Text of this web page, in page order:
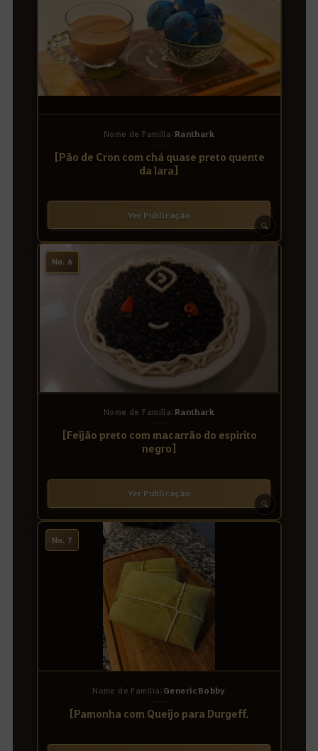
🔍
Nome de Família:Ranthark
[Pão de Cron com chá quase preto quente
da lara]
Ver Publicação
No. 6
🔍
Nome de Família:Ranthark
[Feijão preto com macarrão do espirito
negro]
Ver Publicação
No. 7
Nome de Família:GenericBobby
[Pamonha com Queijo para Durgeff.